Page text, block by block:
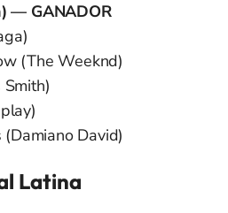
— GANADOR
(The Weeknd)
David)
Latina